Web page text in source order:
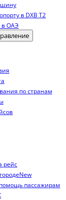
в DXB T2
в ОАЭ
по странам
рейс
New
пассажирам